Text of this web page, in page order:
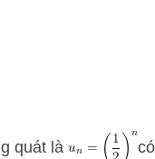
quát là